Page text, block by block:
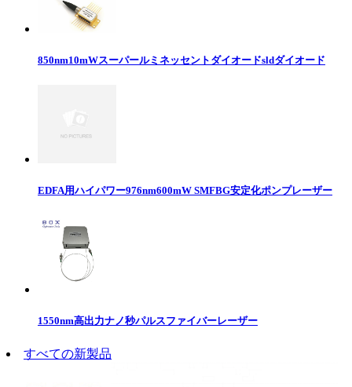
850nm10mWスーパールミネッセントダイオードsldダイオード
EDFA用ハイパワー976nm600mW SMFBG安定化ポンプレーザー
1550nm高出力ナノ秒パルスファイバーレーザー
すべての新製品